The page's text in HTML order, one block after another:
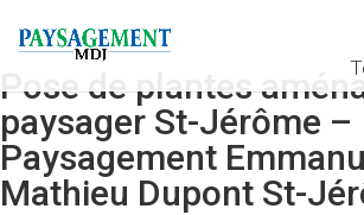
Pose de plantes
paysager St-Jérôme –
Paysagement
Mathieu Dupont St-